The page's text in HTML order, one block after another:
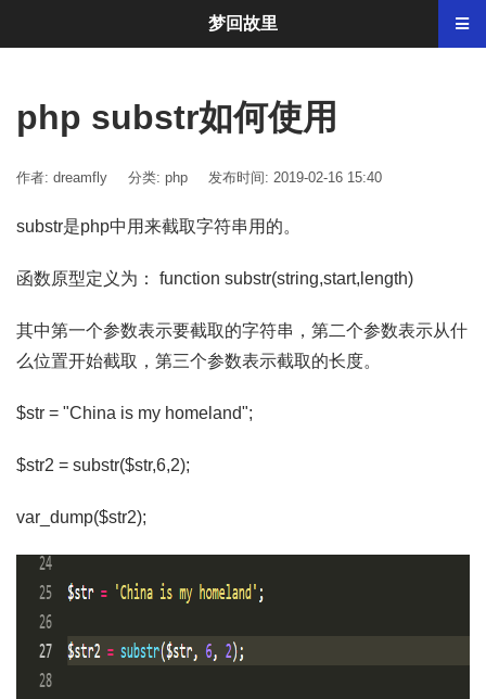
php substr如何使用
作者: dreamfly 分类: php 发布时间: 2019-02-16 15:40
substr是php中用来截取字符串用的。
函数原型定义为： function substr(string,start,length)
其中第一个参数表示要截取的字符串，第二个参数表示从什
么位置开始截取，第三个参数表示截取的长度。
$str = "China is my homeland";
$str2 = substr($str,6,2);
var_dump($str2);
梦回故里